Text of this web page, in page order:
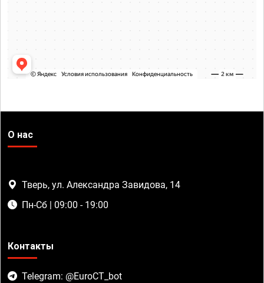
О нас
Тверь, ул. Александра Завидова, 14
Пн-Сб | 09:00 - 19:00
Контакты
Telegram: @EuroCT_bot